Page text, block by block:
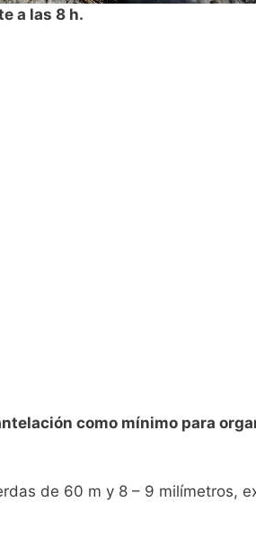
a las 8 h.
como mínimo para
de 60 m y 8 – 9 milímetros,